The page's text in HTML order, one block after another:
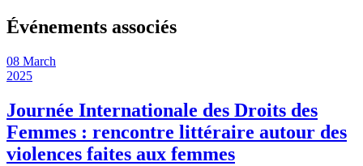
Événements associés
08 March
2025
Journée Internationale des Droits des
Femmes : rencontre littéraire autour des
violences faites aux femmes